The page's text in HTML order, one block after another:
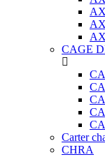
CAGE
Carter
CHRA